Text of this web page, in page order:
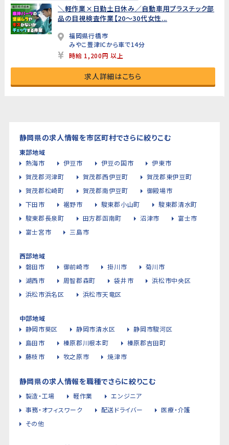
＼軽作業×日勤土日休み／自動車用プラスチック部
品の目視検査作業【20～30代女性...
福岡県行橋市
みやこ豊津ICから車で14分
時給 1,200円 以上
求人詳細はこちら
静岡県の求人情報を市区町村でさらに絞りこむ
東部地域
熱海市
伊豆市 伊豆の国市
伊東市
賀茂郡河津町
賀茂郡西伊豆町
賀茂郡東伊豆町
賀茂郡松崎町
賀茂郡南伊豆町
御殿場市
下田市
裾野市 駿東郡小山町
駿東郡清水町
駿東郡長泉町
田方郡函南町 沼津市
富士市
富士宮市
三島市
西部地域
磐田市
御前崎市 掛川市
菊川市
湖西市
周智郡森町 袋井市
浜松市中央区
浜松市浜名区
浜松市天竜区
中部地域
静岡市葵区
静岡市清水区
静岡市駿河区
島田市
榛原郡川根本町
榛原郡吉田町
藤枝市
牧之原市 焼津市
静岡県の求人情報を職種でさらに絞りこむ
製造・工場 軽作業
エンジニア
事務・オフィスワーク
配送ドライバー
医療・介護
その他